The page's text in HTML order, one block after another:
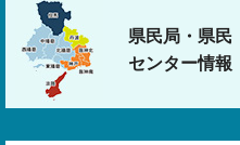
県民局・県民
センター情報